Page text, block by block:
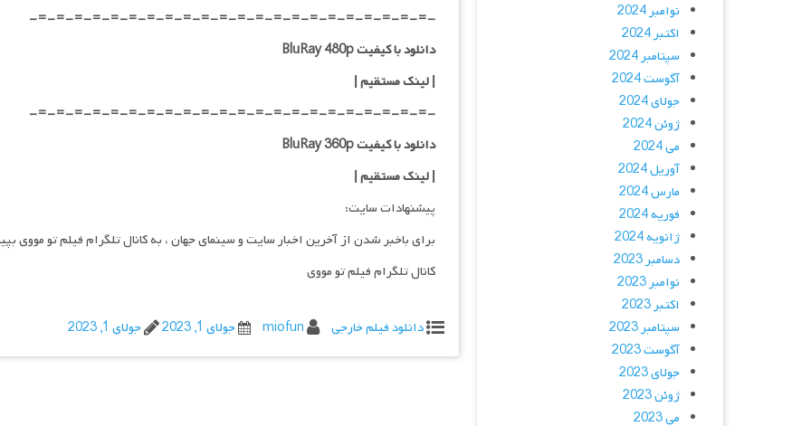
-=-=-=-=-=-=-=-=-=-=-=-=-=-=-=-=-=-=-=-=-=-=-
دانلود با کیفیت BluRay 480p
| لینک مستقیم |
-=-=-=-=-=-=-=-=-=-=-=-=-=-=-=-=-=-=-=-=-=-=-
دانلود با کیفیت BluRay 360p
| لینک مستقیم |
پیشنهادات سایت:
برای باخبر شدن از آخرین اخبار سایت و سینمای جهان ، به کانال تلگرام فیلم تو مووی
کانال تلگرام فیلم تو مووی
دانلود فیلم خارجی miofun جولای 1, 2023 جولای 1, 2023
نوامبر 2024
اکتبر 2024
سپتامبر 2024
آگوست 2024
جولای 2024
ژوئن 2024
می 2024
آوریل 2024
مارس 2024
فوریه 2024
ژانویه 2024
دسامبر 2023
نوامبر 2023
اکتبر 2023
سپتامبر 2023
آگوست 2023
جولای 2023
ژوئن 2023
می 2023